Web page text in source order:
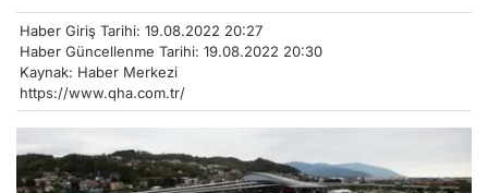
Haber Giriş Tarihi: 19.08.2022 20:27
Haber Güncellenme Tarihi: 19.08.2022 20:30
Kaynak: Haber Merkezi
https://www.qha.com.tr/